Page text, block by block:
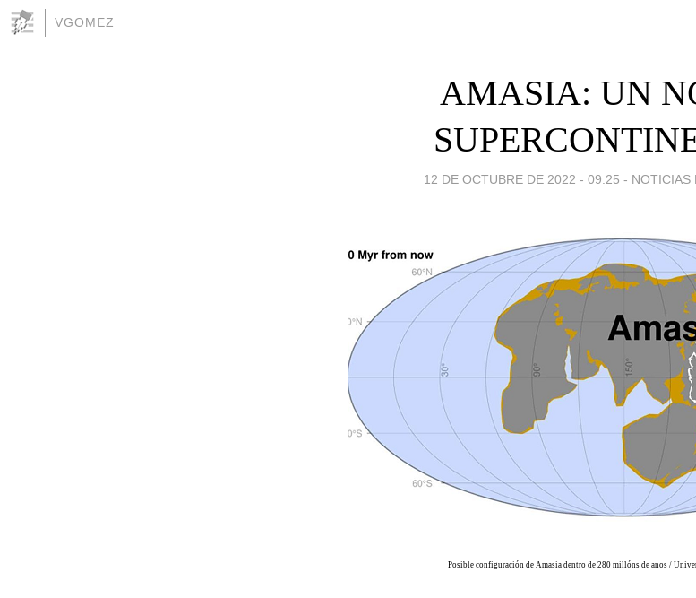
VGOMEZ
AMASIA: UN
12 DE OCTUBRE DE 2022 - 09:25 - NOTICIAS
Posible configuración de Amasia dentro de 280 millóns de anos /